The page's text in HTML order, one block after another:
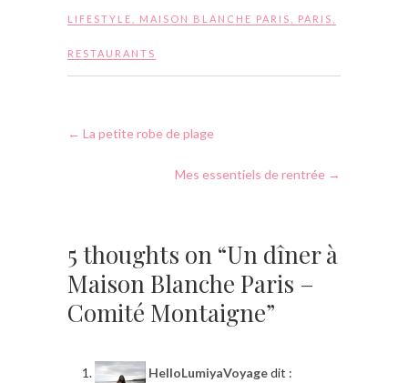
LIFESTYLE MAISON BLANCHE PARIS PARIS
RESTAURANTS
← La petite robe de plage
Mes essentiels de rentrée →
5 thoughts on “Un dîner à
Maison Blanche Paris –
Comité Montaigne”
HelloLumiyaVoyagedit :